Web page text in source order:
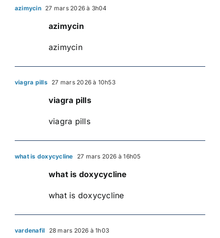
azimycin 27 mars 2026 à 3h04
azimycin
azimycin
viagra pills 27 mars 2026 à 10h53
viagra pills
viagra pills
what is doxycycline 27 mars 2026 à 16h05
what is doxycycline
what is doxycycline
vardenafil 28 mars 2026 à 1h03